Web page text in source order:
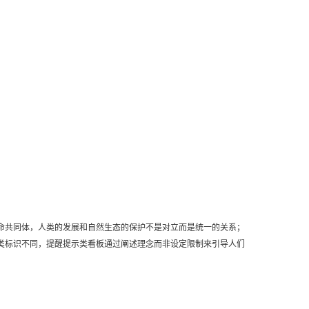
同体，人类的发展和自然生态的保护不是对立而是统一的关系；
识不同，提醒提示类看板通过阐述理念而非设定限制来引导人们